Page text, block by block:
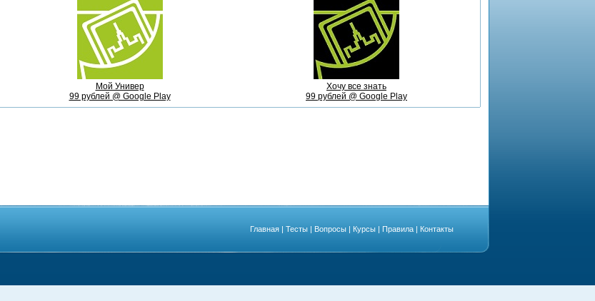
Мой Универ
99 рублей @ Google Play
Хочу все знать
99 рублей @ Google Play
Главная | Тесты | Вопросы | Курсы | Правила | Контакты